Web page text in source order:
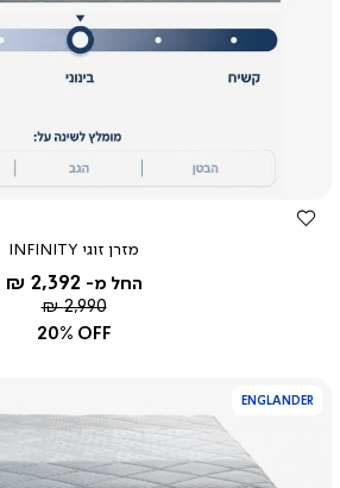
צפייה
מהירה
מזרן זוגי INFINITY
החל מ- 2,392 ₪
מחיר
רגיל
2,990 ₪
20% OFF
ENGLANDER